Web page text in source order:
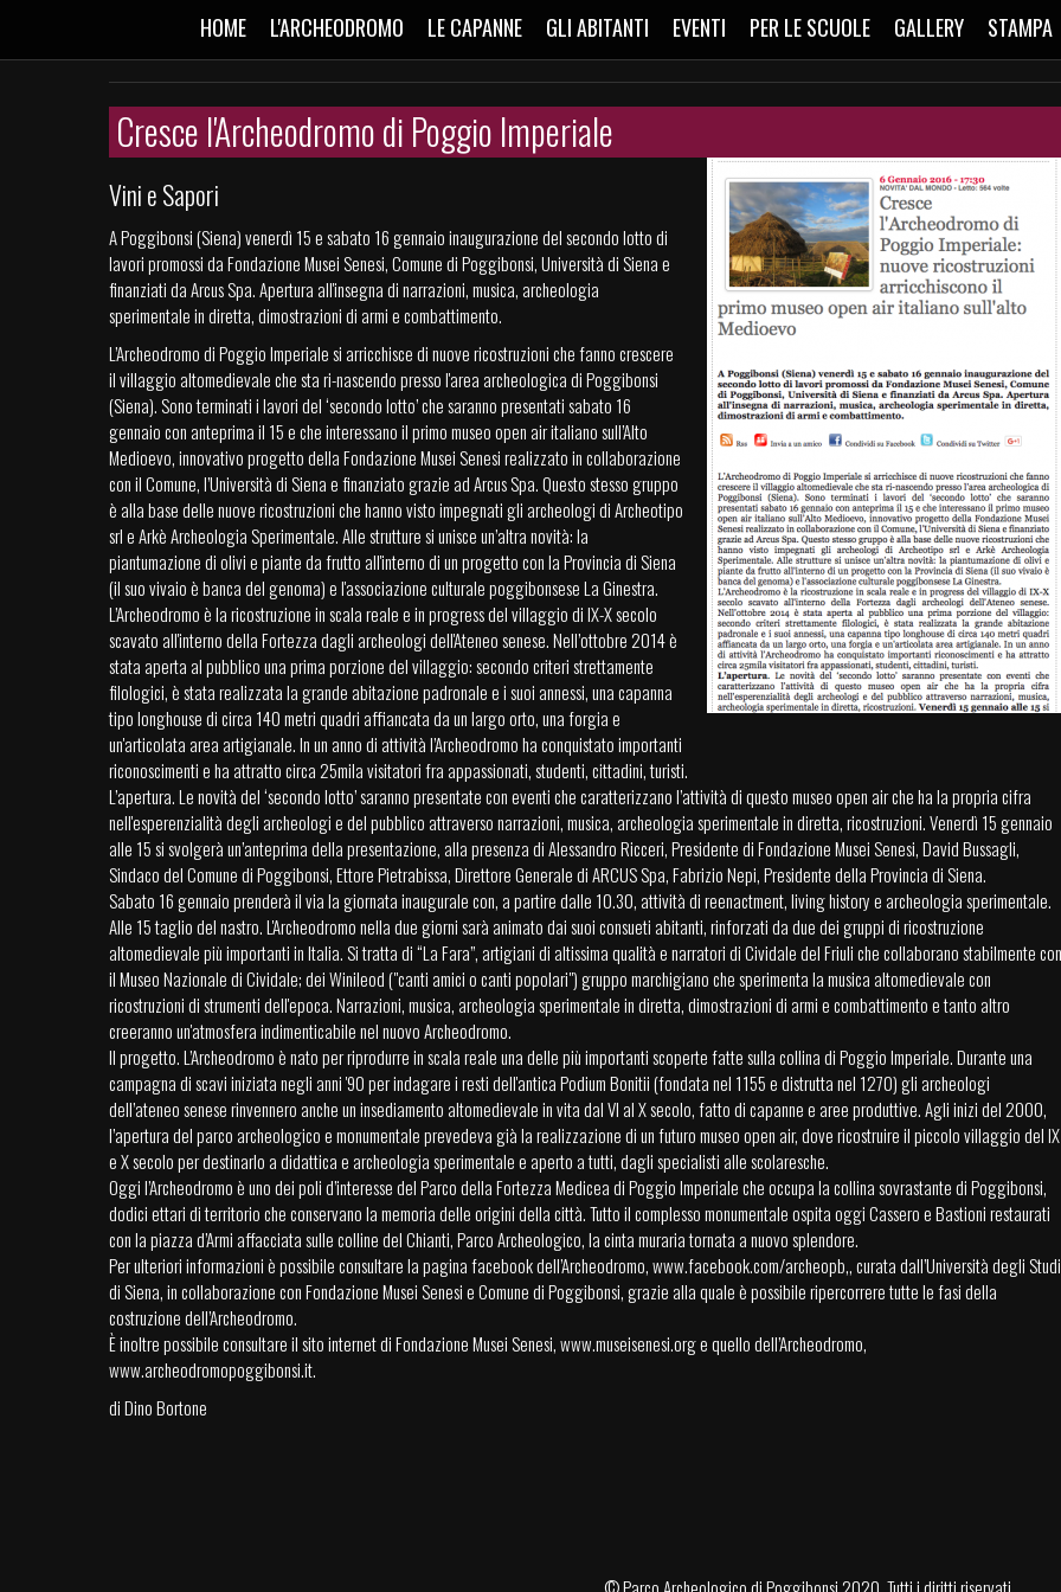
HOME L'ARCHEODROMO LE CAPANNE GLI ABITANTI EVENTI PER LE SCUOLE GALLERY STAMPA
Cresce l'Archeodromo di Poggio Imperiale
Vini e Sapori
A Poggibonsi (Siena) venerdì 15 e sabato 16 gennaio inaugurazione del secondo lotto di
lavori promossi da Fondazione Musei Senesi, Comune di Poggibonsi, Università di Siena e
finanziati da Arcus Spa. Apertura all'insegna di narrazioni, musica, archeologia
sperimentale in diretta, dimostrazioni di armi e combattimento.
L’Archeodromo di Poggio Imperiale si arricchisce di nuove ricostruzioni che fanno crescere
il villaggio altomedievale che sta ri-nascendo presso l'area archeologica di Poggibonsi
(Siena). Sono terminati i lavori del ‘secondo lotto’ che saranno presentati sabato 16
gennaio con anteprima il 15 e che interessano il primo museo open air italiano sull’Alto
Medioevo, innovativo progetto della Fondazione Musei Senesi realizzato in collaborazione
con il Comune, l’Università di Siena e finanziato grazie ad Arcus Spa. Questo stesso gruppo
è alla base delle nuove ricostruzioni che hanno visto impegnati gli archeologi di Archeotipo
srl e Arkè Archeologia Sperimentale. Alle strutture si unisce un’altra novità: la
piantumazione di olivi e piante da frutto all'interno di un progetto con la Provincia di Siena
(il suo vivaio è banca del genoma) e l'associazione culturale poggibonsese La Ginestra.
L’Archeodromo è la ricostruzione in scala reale e in progress del villaggio di IX-X secolo
scavato all'interno della Fortezza dagli archeologi dell'Ateneo senese. Nell’ottobre 2014 è
stata aperta al pubblico una prima porzione del villaggio: secondo criteri strettamente
filologici, è stata realizzata la grande abitazione padronale e i suoi annessi, una capanna
tipo longhouse di circa 140 metri quadri affiancata da un largo orto, una forgia e
un'articolata area artigianale. In un anno di attività l’Archeodromo ha conquistato importanti
riconoscimenti e ha attratto circa 25mila visitatori fra appassionati, studenti, cittadini, turisti.
L’apertura. Le novità del ‘secondo lotto’ saranno presentate con eventi che caratterizzano l’attività di questo museo open air che ha la propria cifra
nell'esperenzialità degli archeologi e del pubblico attraverso narrazioni, musica, archeologia sperimentale in diretta, ricostruzioni. Venerdì 15 gennaio
alle 15 si svolgerà un’anteprima della presentazione, alla presenza di Alessandro Ricceri, Presidente di Fondazione Musei Senesi, David Bussagli,
Sindaco del Comune di Poggibonsi, Ettore Pietrabissa, Direttore Generale di ARCUS Spa, Fabrizio Nepi, Presidente della Provincia di Siena.
Sabato 16 gennaio prenderà il via la giornata inaugurale con, a partire dalle 10.30, attività di reenactment, living history e archeologia sperimentale.
Alle 15 taglio del nastro. L'Archeodromo nella due giorni sarà animato dai suoi consueti abitanti, rinforzati da due dei gruppi di ricostruzione
altomedievale più importanti in Italia. Si tratta di “La Fara”, artigiani di altissima qualità e narratori di Cividale del Friuli che collaborano stabilmente con
il Museo Nazionale di Cividale; dei Winileod ("canti amici o canti popolari") gruppo marchigiano che sperimenta la musica altomedievale con
ricostruzioni di strumenti dell'epoca. Narrazioni, musica, archeologia sperimentale in diretta, dimostrazioni di armi e combattimento e tanto altro
creeranno un'atmosfera indimenticabile nel nuovo Archeodromo.
Il progetto. L’Archeodromo è nato per riprodurre in scala reale una delle più importanti scoperte fatte sulla collina di Poggio Imperiale. Durante una
campagna di scavi iniziata negli anni '90 per indagare i resti dell'antica Podium Bonitii (fondata nel 1155 e distrutta nel 1270) gli archeologi
dell’ateneo senese rinvennero anche un insediamento altomedievale in vita dal VI al X secolo, fatto di capanne e aree produttive. Agli inizi del 2000,
l’apertura del parco archeologico e monumentale prevedeva già la realizzazione di un futuro museo open air, dove ricostruire il piccolo villaggio del IX
e X secolo per destinarlo a didattica e archeologia sperimentale e aperto a tutti, dagli specialisti alle scolaresche.
Oggi l’Archeodromo è uno dei poli d’interesse del Parco della Fortezza Medicea di Poggio Imperiale che occupa la collina sovrastante di Poggibonsi,
dodici ettari di territorio che conservano la memoria delle origini della città. Tutto il complesso monumentale ospita oggi Cassero e Bastioni restaurati
con la piazza d’Armi affacciata sulle colline del Chianti, Parco Archeologico, la cinta muraria tornata a nuovo splendore.
Per ulteriori informazioni è possibile consultare la pagina facebook dell’Archeodromo,www.facebook.com/archeopb,, curata dall’Università degli Studi
di Siena, in collaborazione con Fondazione Musei Senesi e Comune di Poggibonsi, grazie alla quale è possibile ripercorrere tutte le fasi della
costruzione dell’Archeodromo.
È inoltre possibile consultare il sito internet di Fondazione Musei Senesi,www.museisenesi.orge quello dell’Archeodromo,
www.archeodromopoggibonsi.it.
di Dino Bortone